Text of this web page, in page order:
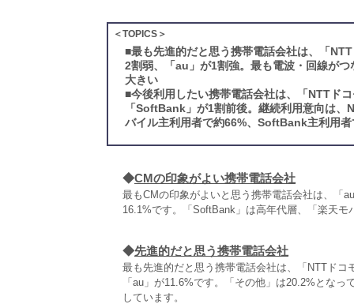
＜TOPICS＞
■最も先進的だと思う携帯電話会社は、「
2割弱、「au」が1割強。最も電波・回線が
大きい
■今後利用したい携帯電話会社は、「NTTド
「SoftBank」が1割前後。継続利用意向は
バイル主利用者で約66%、SoftBank主利用者
◆CMの印象がよい携帯電話会社
最もCMの印象がよいと思う携帯電話会社は、「
16.1%です。「SoftBank」は高年代層、「楽天
◆先進的だと思う携帯電話会社
最も先進的だと思う携帯電話会社は、「NTTド
「au」が11.6%です。「その他」は20.2%とな
しています。